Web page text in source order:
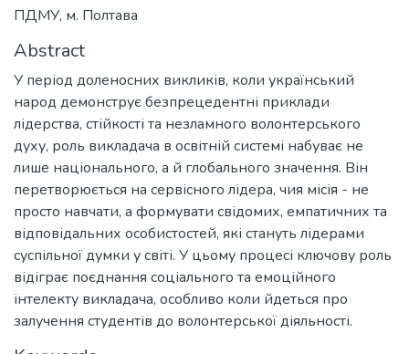
ПДМУ, м. Полтава
Abstract
У період доленосних викликів, коли український
народ демонструє безпрецедентні приклади
лідерства, стійкості та незламного волонтерського
духу, роль викладача в освітній системі набуває не
лише національного, а й глобального значення. Він
перетворюється на сервісного лідера, чия місія - не
просто навчати, а формувати свідомих, емпатичних та
відповідальних особистостей, які стануть лідерами
суспільної думки у світі. У цьому процесі ключову роль
відіграє поєднання соціального та емоційного
інтелекту викладача, особливо коли йдеться про
залучення студентів до волонтерської діяльності.